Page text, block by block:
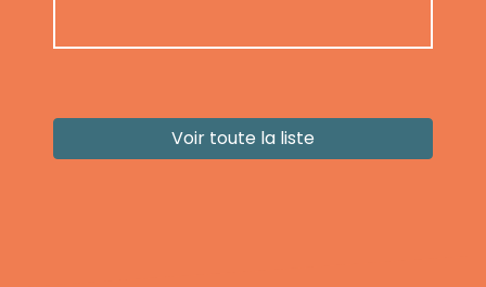
Voir toute la liste